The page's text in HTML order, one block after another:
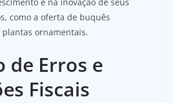
como a oferta de buquês
ornamentais.
de Erros e
Fiscais